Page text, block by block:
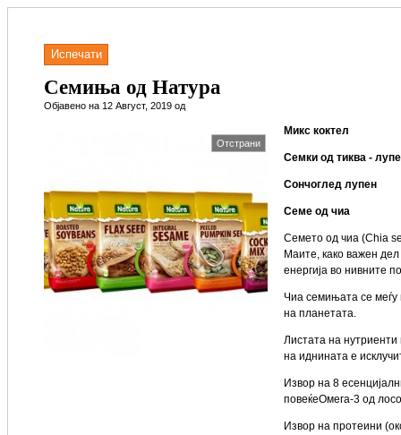
Испечати
Семиња од Натура
Објавено на 12 Август, 2019 од
Отстрани
Микс коктел
Семки од тиква -
Сончоглед лупен
Семе од чиа
Семето од чиа (Chia
Маите, како важен
енергија во нивните
Чиа семињата се меѓу
на планетата.
Листата на
на иднината е
Извор на 8
повеќеОмега-3 од
Извор на протеини